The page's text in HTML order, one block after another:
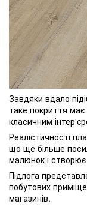
Завдяки вдало
таке покриття
класичним
Реалістичності
що ще більше
малюнок і
Підлога
побутових
магазинів.